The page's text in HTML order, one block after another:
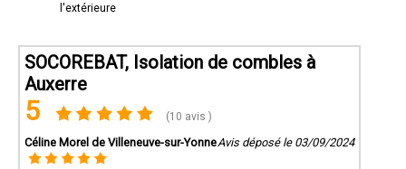
l'extérieure
SOCOREBAT, Isolation de combles à
Auxerre
5 (10 avis )
Céline Morel de Villeneuve-sur-YonneAvis déposé le 03/09/2024